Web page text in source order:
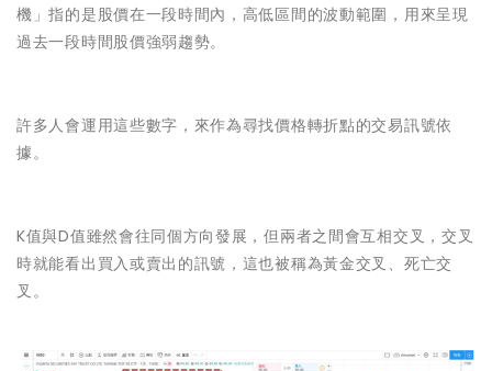
機」指的是股價在一段時間內，高低區間的波動範圍，用來呈現
過去一段時間股價強弱趨勢。
許多人會運用這些數字，來作為尋找價格轉折點的交易訊號依
據。
K值與D值雖然會往同個方向發展，但兩者之間會互相交叉，交叉
時就能看出買入或賣出的訊號，這也被稱為黃金交叉、死亡交
叉。